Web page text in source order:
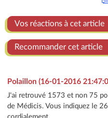
Vos réactions à cet article
Recommander cet article
Polaillon (16-01-2016
J'ai retrouvé 1573 et non 75
de Médicis. Vous indiquez le